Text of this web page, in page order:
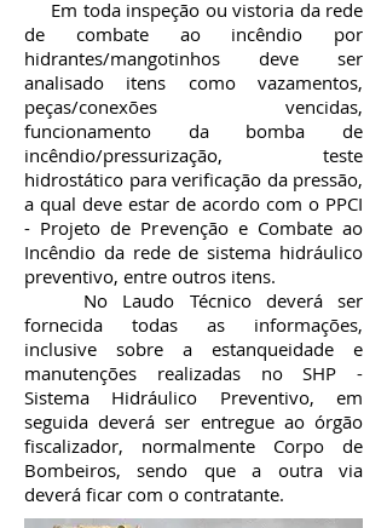
Em toda inspeção ou vistoria da rede
de combate ao incêndio por
hidrantes/mangotinhos deve ser
analisado itens como vazamentos,
peças/conexões vencidas,
funcionamento da bomba de
incêndio/pressurização, teste
hidrostático para verificação da pressão,
a qual deve estar de acordo com o PPCI
- Projeto de Prevenção e Combate ao
Incêndio da rede de sistema hidráulico
preventivo, entre outros itens.
No Laudo Técnico deverá ser
fornecida todas as informações,
inclusive sobre a estanqueidade e
manutenções realizadas no SHP -
Sistema Hidráulico Preventivo, em
seguida deverá ser entregue ao órgão
fiscalizador, normalmente Corpo de
Bombeiros, sendo que a outra via
deverá ficar com o contratante.